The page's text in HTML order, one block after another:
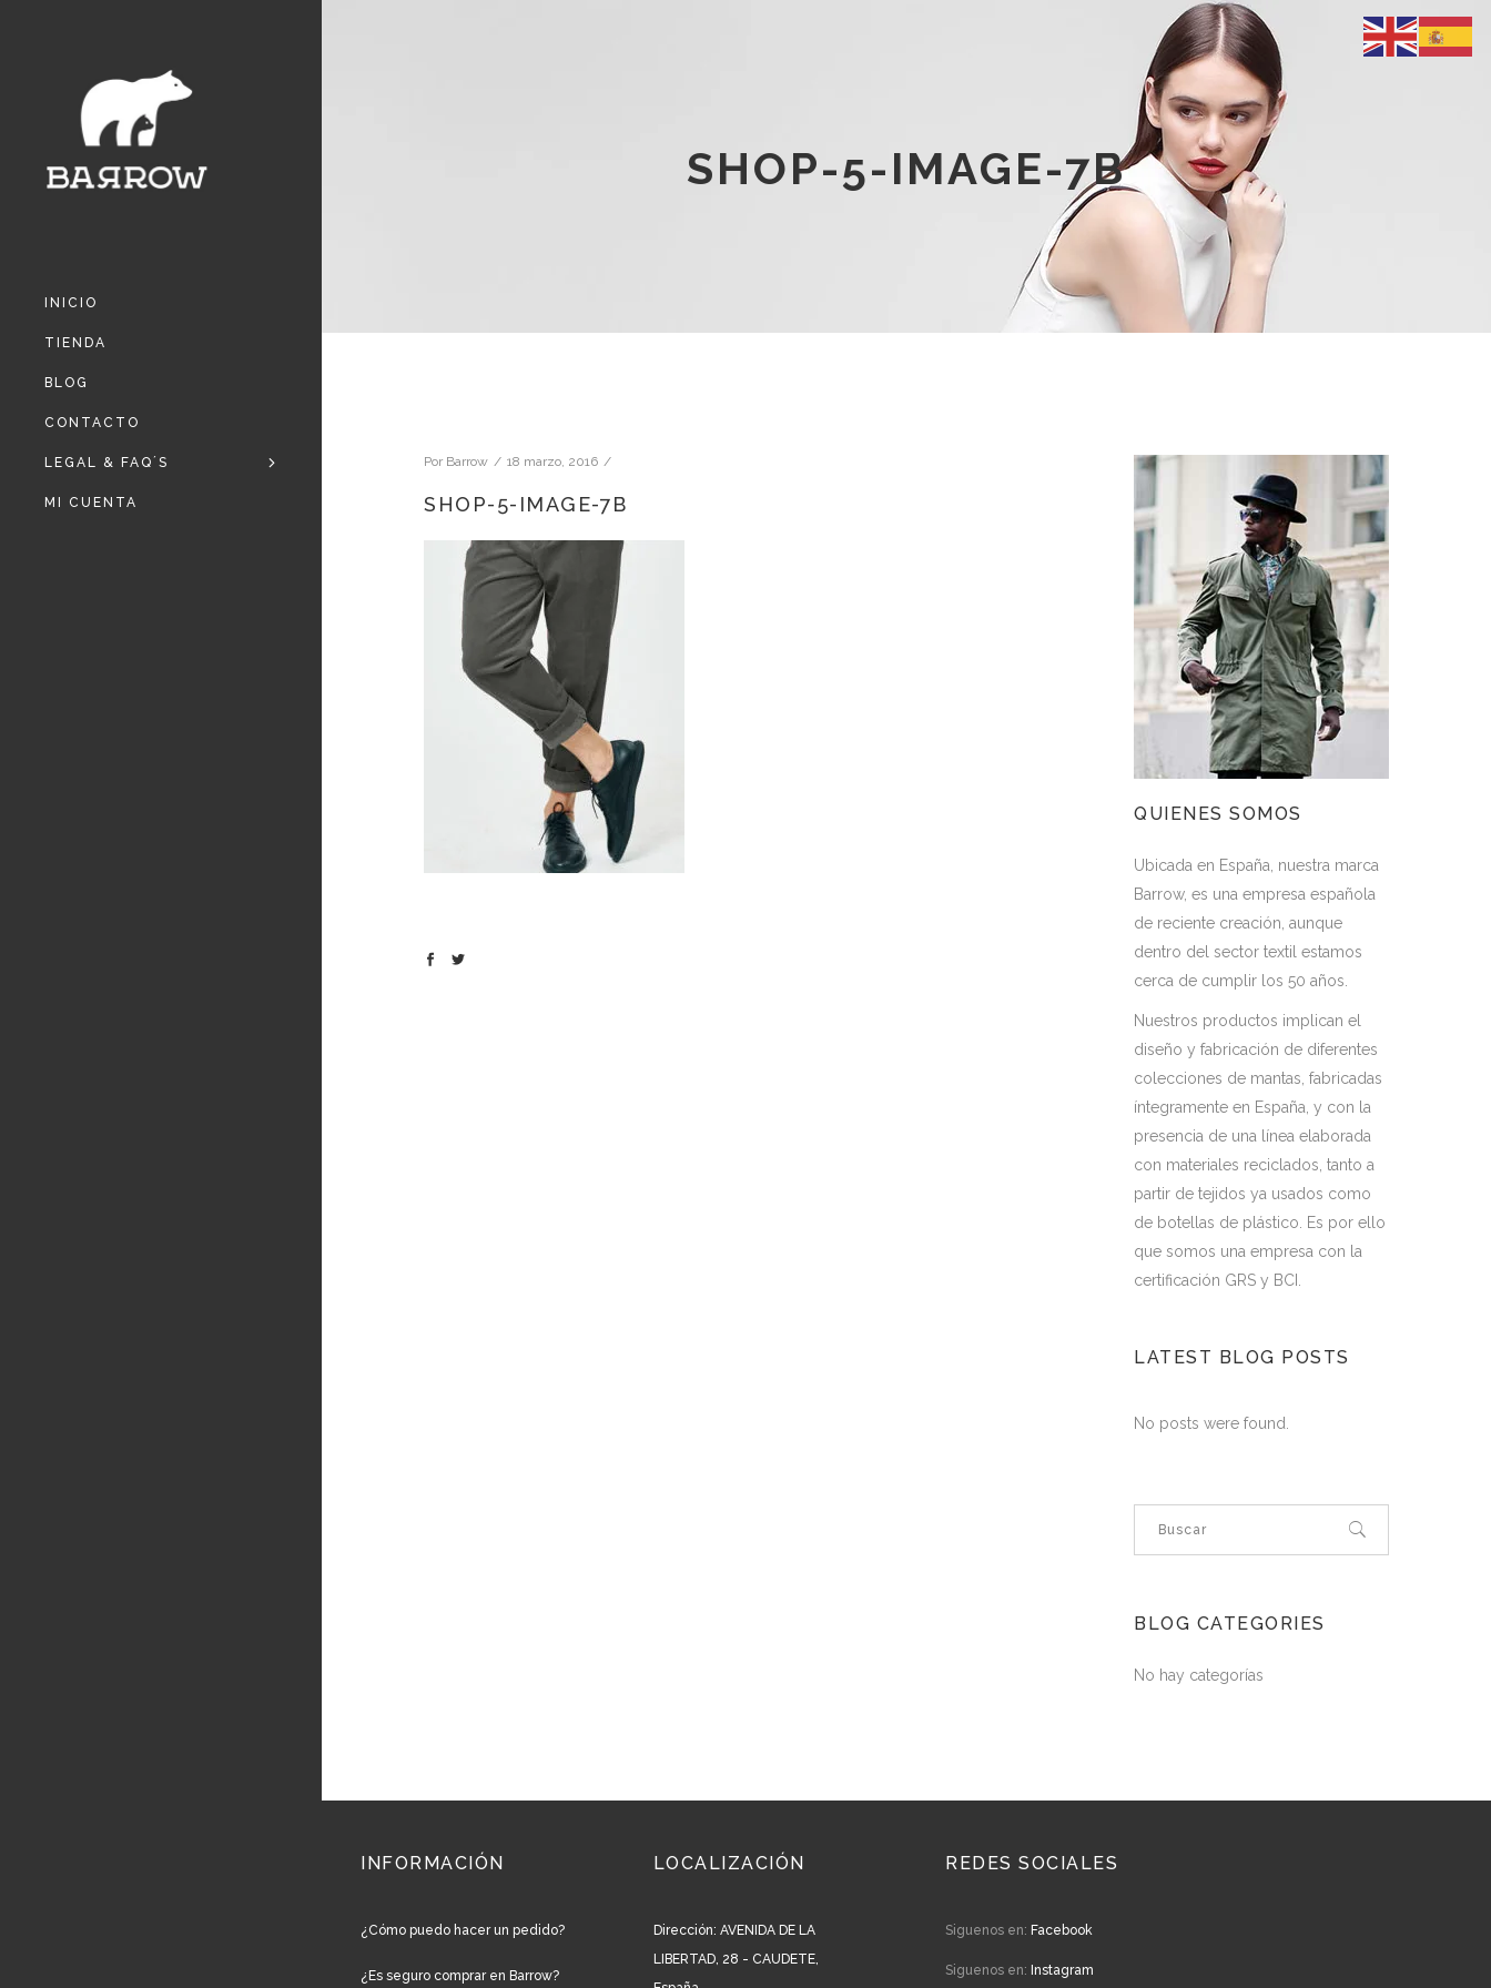
INICIO
TIENDA
BLOG
CONTACTO
LEGAL & FAQ´S
MI CUENTA
SHOP-5-IMAGE-7B
Por Barrow 18 marzo, 2016
SHOP-5-IMAGE-7B
QUIENES SOMOS
Ubicada en España, nuestra marca
Barrow, es una empresa española
de reciente creación, aunque
dentro del sector textil estamos
cerca de cumplir los 50 años.
Nuestros productos implican el
diseño y fabricación de diferentes
colecciones de mantas, fabricadas
íntegramente en España, y con la
presencia de una línea elaborada
con materiales reciclados, tanto a
partir de tejidos ya usados como
de botellas de plástico. Es por ello
que somos una empresa con la
certificación GRS y BCI.
LATEST BLOG POSTS
No posts were found.
BLOG CATEGORIES
No hay categorías
INFORMACIÓN
¿Cómo puedo hacer un pedido?
¿Es seguro comprar en Barrow?
LOCALIZACIÓN
Dirección: AVENIDA DE LA
LIBERTAD, 28 - CAUDETE,
REDES SOCIALES
Siguenos en: Facebook
Siguenos en: Instagram